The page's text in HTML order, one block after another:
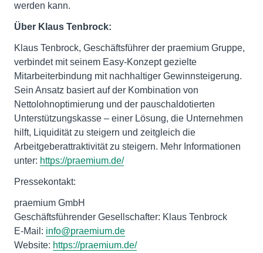
werden kann.
Über Klaus Tenbrock:
Klaus Tenbrock, Geschäftsführer der praemium Gruppe,
verbindet mit seinem Easy-Konzept gezielte
Mitarbeiterbindung mit nachhaltiger Gewinnsteigerung.
Sein Ansatz basiert auf der Kombination von
Nettolohnoptimierung und der pauschaldotierten
Unterstützungskasse – einer Lösung, die Unternehmen
hilft, Liquidität zu steigern und zeitgleich die
Arbeitgeberattraktivität zu steigern. Mehr Informationen
unter: https://praemium.de/
Pressekontakt:
praemium GmbH
Geschäftsführender Gesellschafter: Klaus Tenbrock
E-Mail: info@praemium.de
Website: https://praemium.de/